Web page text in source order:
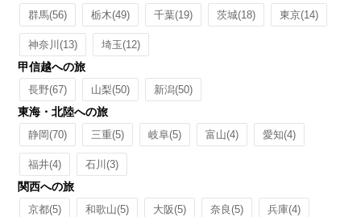
群馬(56) 栃木(49) 千葉(19) 茨城(18) 東京(14)
神奈川(13) 埼玉(12)
甲信越への旅
長野(67) 山梨(50) 新潟(50)
東海・北陸への旅
静岡(70) 三重(5) 岐阜(5) 富山(4) 愛知(4)
福井(4) 石川(3)
関西への旅
京都(5) 和歌山(5) 大阪(5) 奈良(5) 兵庫(4)